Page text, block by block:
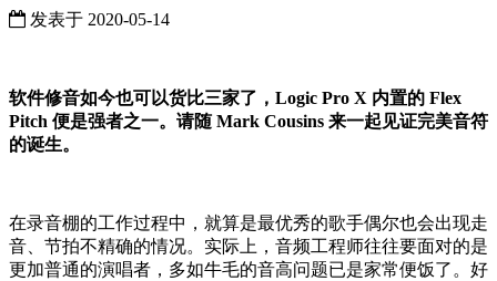
发表于 2020-05-14
软件修音如今也可以货比三家了，Logic Pro X 内置的 Flex
Pitch 便是强者之一。请随 Mark Cousins 来一起见证完美音符
的诞生。
在录音棚的工作过程中，就算是最优秀的歌手偶尔也会出现走
音、节拍不精确的情况。实际上，音频工程师往往要面对的是
更加普通的演唱者，多如牛毛的音高问题已是家常便饭了。好